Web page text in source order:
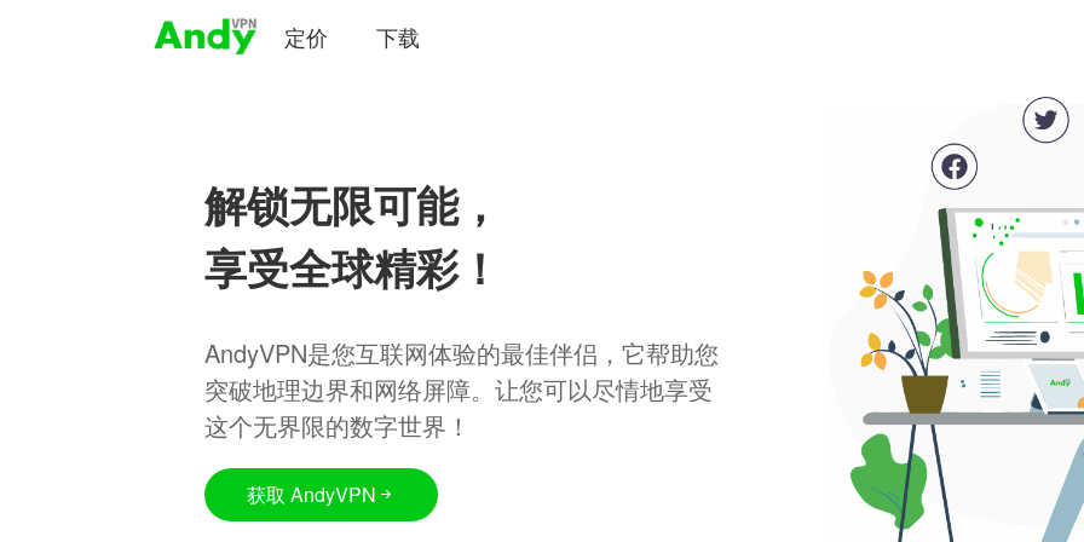
定价 下载
解锁无限可能，
享受全球精彩！
AndyVPN是您互联网体验的最佳伴侣，它帮助您
突破地理边界和网络屏障。让您可以尽情地享受
这个无界限的数字世界！
获取 AndyVPN